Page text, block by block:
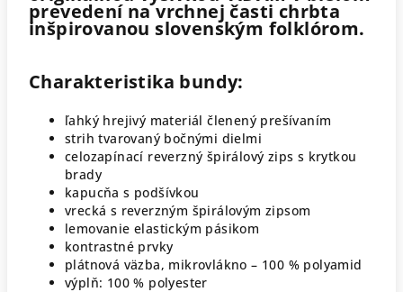
prevedení na vrchnej časti chrbta
inšpirovanou slovenským folklórom.
Charakteristika bundy:
ľahký hrejivý materiál členený prešívaním
strih tvarovaný bočnými dielmi
celozapínací reverzný špirálový zips s krytkou
brady
kapucňa s podšívkou
vrecká s reverzným špirálovým zipsom
lemovanie elastickým pásikom
kontrastné prvky
plátnová väzba, mikrovlákno – 100 % polyamid
výplň: 100 % polyester